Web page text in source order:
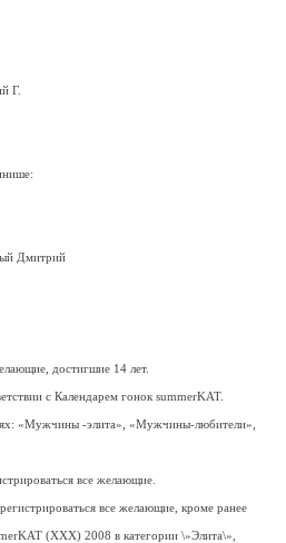
Г.
Дмитрий
достигшие 14 лет.
с Календарем гонок summerKAT.
«Мужчины -элита», «Мужчины-любители»,
все желающие.
все желающие, кроме ранее
(XXX) 2008 в категории \»Элита\»,